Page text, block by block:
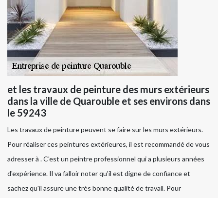
et les travaux de peinture des murs extérieurs
dans la ville de Quarouble et ses environs dans
le 59243
Les travaux de peinture peuvent se faire sur les murs extérieurs.
Pour réaliser ces peintures extérieures, il est recommandé de vous
adresser à . C'est un peintre professionnel qui a plusieurs années
d'expérience. Il va falloir noter qu'il est digne de confiance et
sachez qu'il assure une très bonne qualité de travail. Pour